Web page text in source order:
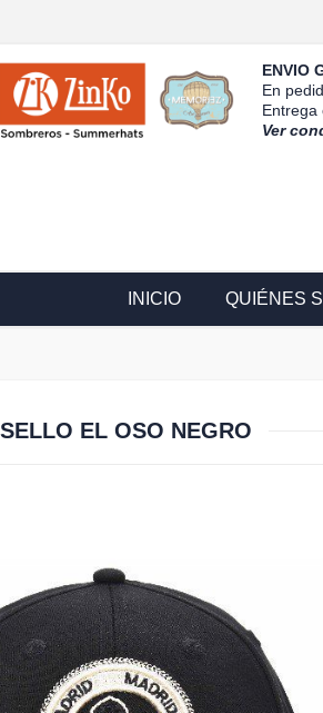
ENVIO
En
Entrega
Ver
INICIO QUIÉNES
EL OSO NEGRO